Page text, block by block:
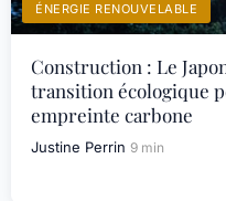
ÉNERGIE RENOUVELABLE
Construction : Le
transition écologique
empreinte carbone
Justine Perrin 9 min